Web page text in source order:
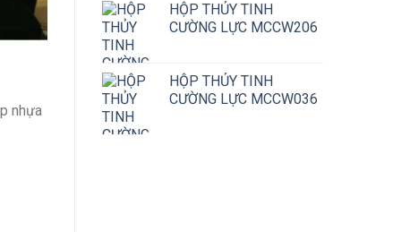
HỘP THỦY TINH
CƯỜNG LỰC MCCW206
HỘP THỦY TINH
CƯỜNG LỰC MCCW036
nhựa